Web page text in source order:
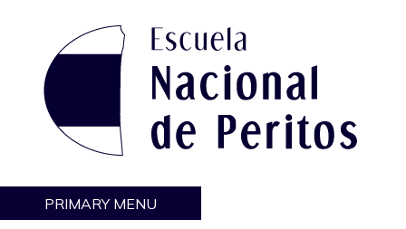
Escuela Nacional de Peritos
Otro sitio realizado con WordPress
PRIMARY MENU